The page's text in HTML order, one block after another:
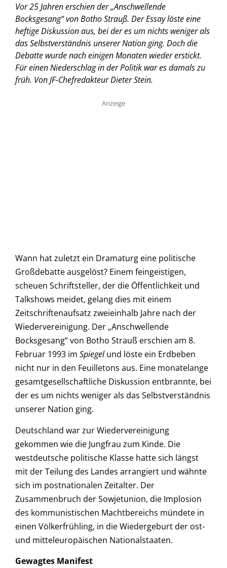
Vor 25 Jahren erschien der „Anschwellende
Bocksgesang“ von Botho Strauß. Der Essay löste eine
heftige Diskussion aus, bei der es um nichts weniger als
das Selbstverständnis unserer Nation ging. Doch die
Debatte wurde nach einigen Monaten wieder erstickt.
Für einen Niederschlag in der Politik war es damals zu
früh. Von JF-Chefredakteur Dieter Stein.
Anzeige
Wann hat zuletzt ein Dramaturg eine politische
Großdebatte ausgelöst? Einem feingeistigen,
scheuen Schriftsteller, der die Öffentlichkeit und
Talkshows meidet, gelang dies mit einem
Zeitschriftenaufsatz zweieinhalb Jahre nach der
Wiedervereinigung. Der „Anschwellende
Bocksgesang“ von Botho Strauß erschien am 8.
Februar 1993 im Spiegelund löste ein Erdbeben
nicht nur in den Feuilletons aus. Eine monatelange
gesamtgesellschaftliche Diskussion entbrannte, bei
der es um nichts weniger als das Selbstverständnis
unserer Nation ging.
Deutschland war zur Wiedervereinigung
gekommen wie die Jungfrau zum Kinde. Die
westdeutsche politische Klasse hatte sich längst
mit der Teilung des Landes arrangiert und wähnte
sich im postnationalen Zeitalter. Der
Zusammenbruch der Sowjetunion, die Implosion
des kommunistischen Machtbereichs mündete in
einen Völkerfrühling, in die Wiedergeburt der ost-
und mitteleuropäischen Nationalstaaten.
Gewagtes Manifest